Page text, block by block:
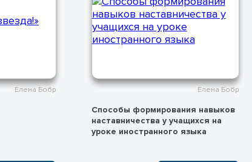
Елена Бобр Елена Бобр
Способы формирования навыков
наставничества у учащихся на
уроке иностранного языка